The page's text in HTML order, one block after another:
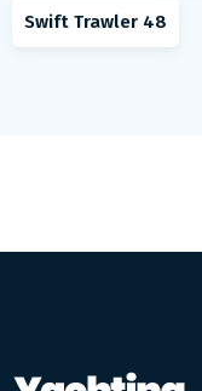
Swift Trawler 48